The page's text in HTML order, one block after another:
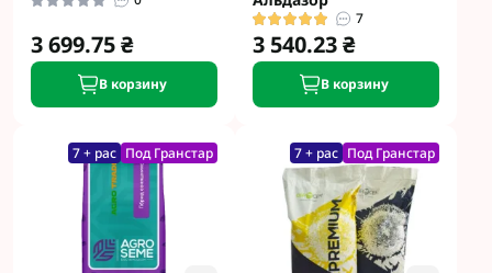
3 699.75 ₴
В корзину
7
3 540.23 ₴
В корзину
7 + рас Под Гранстар 7 + рас Под Гранстар